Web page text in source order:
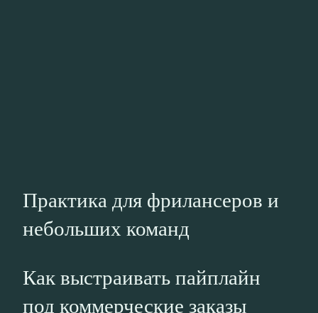
Практика для фрилансеров и
небольших команд
Как выстраивать пайплайн
под коммерческие заказы